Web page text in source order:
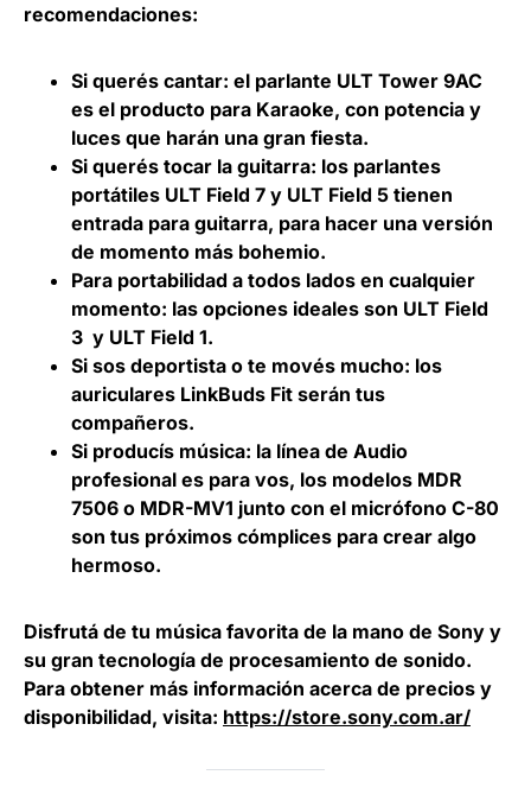
recomendaciones:
Si querés cantar: el parlante ULT Tower 9AC
es el producto para Karaoke, con potencia y
luces que harán una gran fiesta.
Si querés tocar la guitarra: los parlantes
portátiles ULT Field 7 y ULT Field 5 tienen
entrada para guitarra, para hacer una versión
de momento más bohemio.
Para portabilidad a todos lados en cualquier
momento: las opciones ideales son ULT Field
3 y ULT Field 1.
Si sos deportista o te movés mucho: los
auriculares LinkBuds Fit serán tus
compañeros.
Si producís música: la línea de Audio
profesional es para vos, los modelos MDR
7506 o MDR-MV1 junto con el micrófono C-80
son tus próximos cómplices para crear algo
hermoso.
Disfrutá de tu música favorita de la mano de Sony y
su gran tecnología de procesamiento de sonido.
Para obtener más información acerca de precios y
disponibilidad, visita: https://store.sony.com.ar/